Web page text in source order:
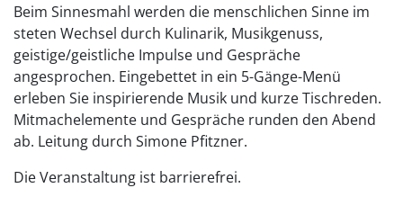
Beim Sinnesmahl werden die menschlichen Sinne im
steten Wechsel durch Kulinarik, Musikgenuss,
geistige/geistliche Impulse und Gespräche
angesprochen. Eingebettet in ein 5-Gänge-Menü
erleben Sie inspirierende Musik und kurze Tischreden.
Mitmachelemente und Gespräche runden den Abend
ab. Leitung durch Simone Pfitzner.
Die Veranstaltung ist barrierefrei.